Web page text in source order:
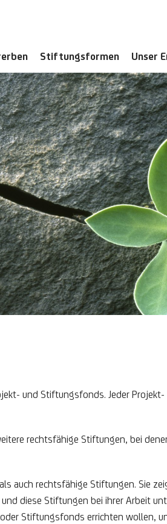
Stiftungsformen Unser
und Stiftungsfonds. Jeder
rechtsfähige Stiftungen, bei
auch rechtsfähige Stiftungen. Sie
diese Stiftungen bei ihrer Arbeit
Stiftungsfonds errichten wollen,